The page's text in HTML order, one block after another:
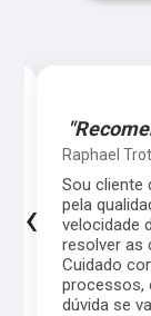
Raphael
Sou cliente
pela
velocidade
resolver as
Cuidado
processos,
dúvida se
‹